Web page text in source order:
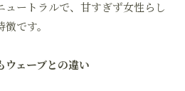
ュートラルで、甘すぎず女性らし
です。
ウェーブとの違い